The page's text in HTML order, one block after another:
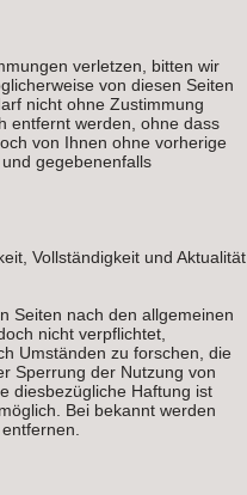
verletzen, bitten wir
von diesen Seiten
nicht ohne Zustimmung
entfernt werden, ohne dass
von Ihnen ohne vorherige
gegebenenfalls
Vollständigkeit und Aktualität
Seiten nach den allgemeinen
nicht verpflichtet,
Umständen zu forschen, die
Sperrung der Nutzung von
diesbezügliche Haftung ist
Bei bekannt werden